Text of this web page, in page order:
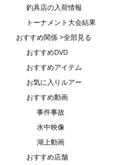
釣具店の入荷情報
トーナメント大会結果
おすすめ関係 >全部見る
おすすめDVD
おすすめアイテム
お気に入りルアー
おすすめ動画
事件事故
水中映像
湖上動画
おすすめ店舗